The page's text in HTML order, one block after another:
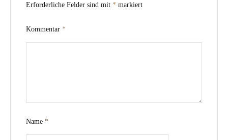
Erforderliche Felder sind mit * markiert
Kommentar *
Name *